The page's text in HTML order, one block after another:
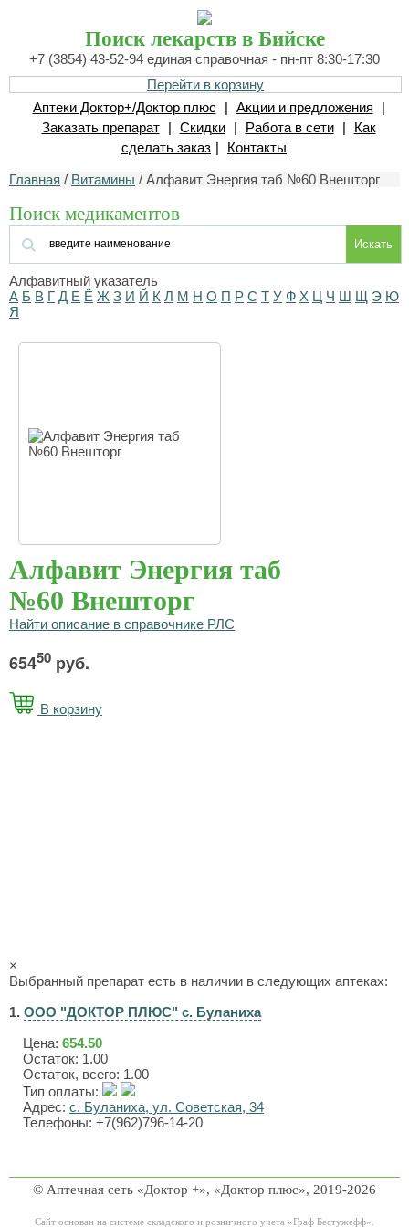
Поиск лекарств в Бийске
+7 (3854) 43-52-94 единая справочная - пн-пт 8:30-17:30
Перейти в корзину
Аптеки Доктор+/Доктор плюс
| Акции и предложения
|
Заказать препарат
| Скидки | Работа в сети |
Как
сделать заказ | Контакты
Главная / Витамины / Алфавит Энергия таб №60 Внешторг
Поиск медикаментов
Искать
Алфавитный указатель
А Б В Г Д Е Ё Ж З И Й К Л М Н О П Р С Т У Ф Х Ц Ч Ш Щ Э Ю
Я
Алфавит Энергия таб
№60 Внешторг
Найти описание в справочнике РЛС
65450 руб.
В корзину
×
Выбранный препарат есть в наличии в следующих аптеках:
1. ООО "ДОКТОР ПЛЮС" с. Буланиха
Цена: 654.50
Остаток: 1.00
Остаток, всего: 1.00
Тип оплаты:
Адрес: с. Буланиха, ул. Советская, 34
Телефоны: +7(962)796-14-20
© Аптечная сеть «Доктор +», «Доктор плюс», 2019-2026
Сайт основан на системе складского и розничного учета «Граф Бестужефф».